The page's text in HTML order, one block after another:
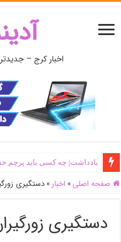
اخبار کرج –
یادداشت| ‌چه کسی باید پرچم
صفحه اصلی » اخبار » دستگیری
دستگیری